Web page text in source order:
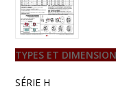
TYPES ET
SÉRIE H